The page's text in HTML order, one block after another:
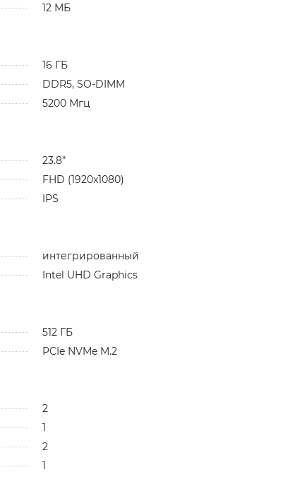
12 МБ
16 ГБ
DDR5, SO-DIMM
5200 Мгц
23.8"
FHD (1920x1080)
IPS
интегрированный
Intel UHD Graphics
512 ГБ
PCIe NVMe M.2
2
1
2
1